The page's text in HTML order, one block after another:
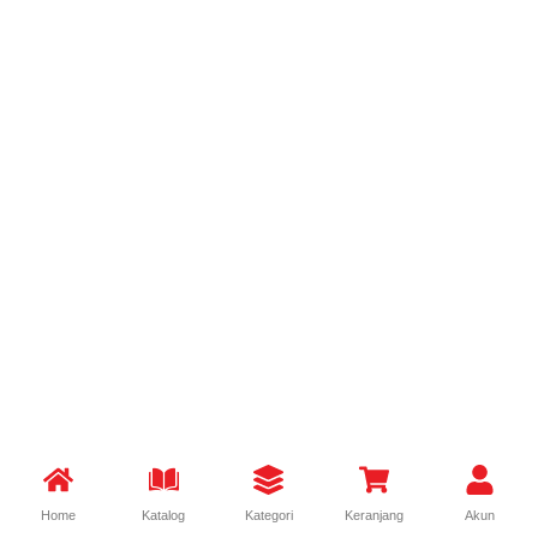
Home Katalog Kategori Keranjang Akun